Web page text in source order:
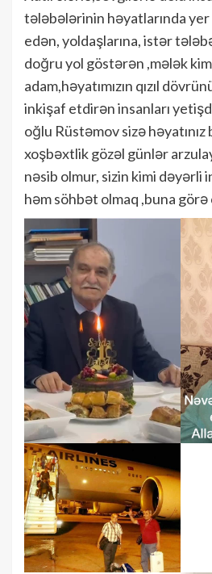
tələbələrinin həyatlarında
edən, yoldaşlarına, istər
doğru yol göstərən ,mələk
adam,həyatımızın qızıl
inkişaf etdirən insanları
oğlu Rüstəmov sizə
xoşbəxtlik gözəl günlər
nəsib olmur, sizin kimi dəyərli
həm söhbət olmaq ,buna